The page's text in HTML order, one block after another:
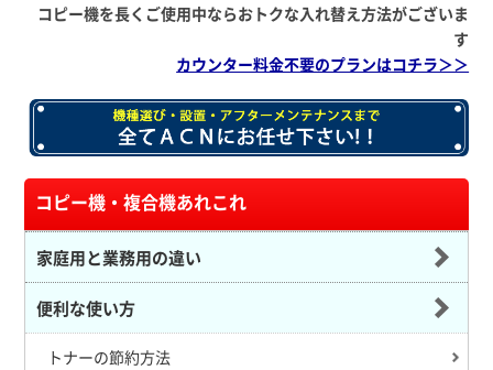
コピー機を長くご使用中ならおトクな入れ替え方法がございま
す
カウンター料金不要のプランはコチラ＞＞
コピー機・複合機あれこれ
家庭用と業務用の違い
便利な使い方
トナーの節約方法